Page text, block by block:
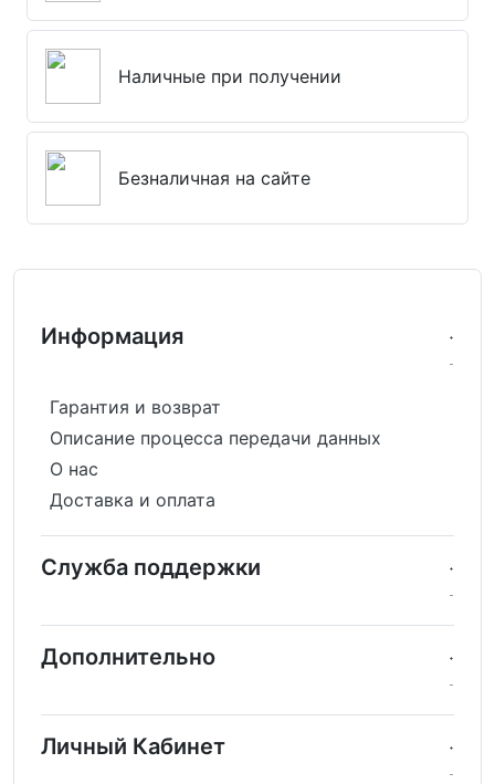
Наличные при получении
Безналичная на сайте
Информация
Гарантия и возврат
Описание процесса передачи данных
О нас
Доставка и оплата
Служба поддержки
Дополнительно
Личный Кабинет